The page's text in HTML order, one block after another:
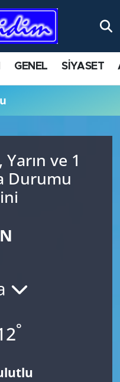
GENEL SİYASET
ve 1
Durumu
°
ve Fikstür